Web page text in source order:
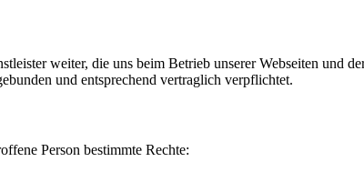
weiter, die uns beim Betrieb unserer Webseiten und
und entsprechend vertraglich verpflichtet.
Person bestimmte Rechte: